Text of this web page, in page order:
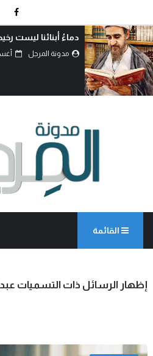
بين حكمة السياسة
بعقول العلماء لا
القائمة
‏إظهار الرسائل ذات التسميات